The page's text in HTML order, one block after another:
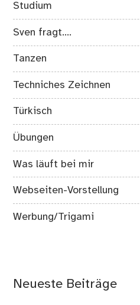
Studium
Sven fragt….
Tanzen
Techniches Zeichnen
Türkisch
Übungen
Was läuft bei mir
Webseiten-Vorstellung
Werbung/Trigami
Neueste Beiträge